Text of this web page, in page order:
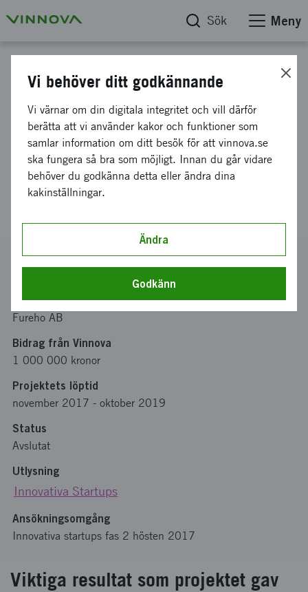
Sök Meny
Design, develop and test a
production method, and
engineer 3D composite
materials’ performance to
customer demands
Diarienummer
Koordinator
Fureho AB
Bidrag från Vinnova
1 000 000 kronor
Projektets löptid
november 2017 - oktober 2019
Status
Avslutat
Utlysning
Innovativa Startups
Ansökningsomgång
Innovativa startups fas 2 hösten 2017
Viktiga resultat som projektet gav
Vi behöver ditt godkännande
Vi värnar om din digitala integritet och vill därför
berätta att vi använder kakor och funktioner som
samlar information om ditt besök för att vinnova.se
ska fungera så bra som möjligt. Innan du går vidare
behöver du godkänna detta eller ändra dina
kakinställningar.
Ändra
Godkänn